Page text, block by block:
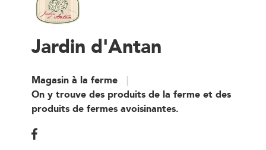
Jardin d'Antan
Magasin à la ferme
On y trouve des produits de la ferme et des
produits de fermes avoisinantes.